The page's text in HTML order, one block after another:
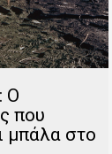
Ο
που
μπάλα στο